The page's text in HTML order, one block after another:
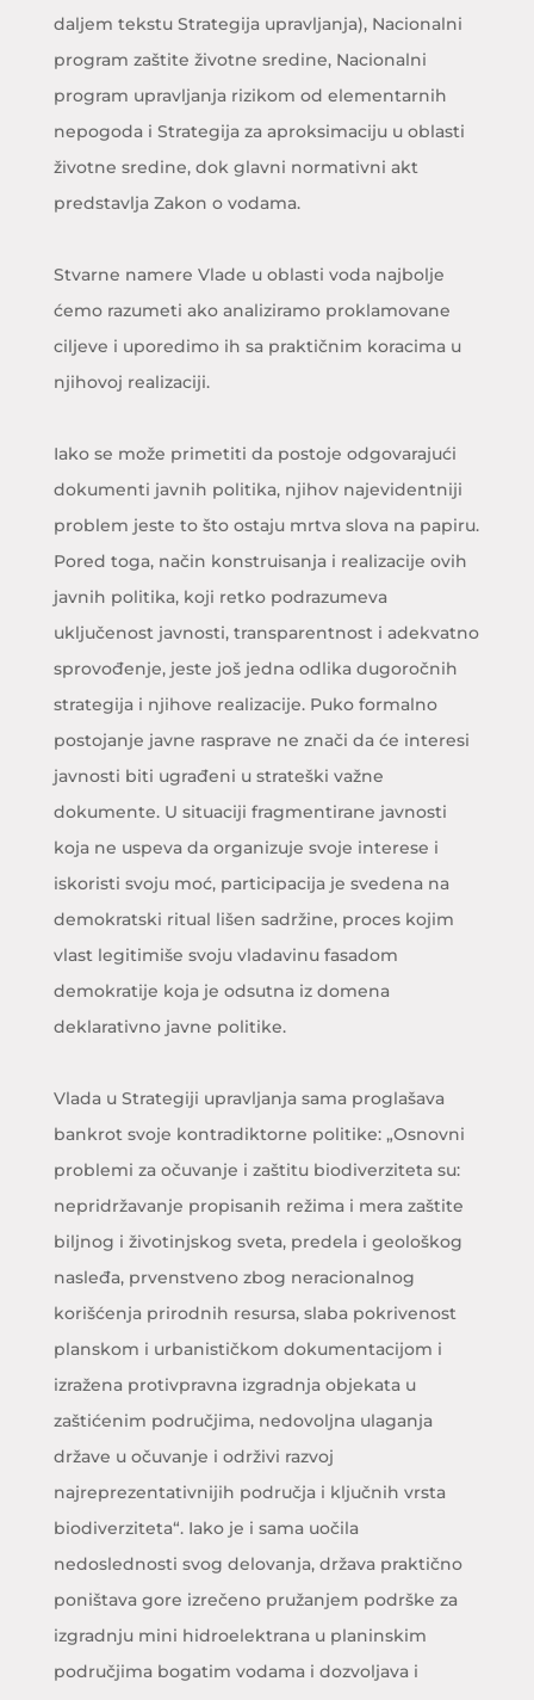
daljem tekstu Strategija upravljanja), Nacionalni
program zaštite životne sredine, Nacionalni
program upravljanja rizikom od elementarnih
nepogoda i Strategija za aproksimaciju u oblasti
životne sredine, dok glavni normativni akt
predstavlja Zakon o vodama.
Stvarne namere Vlade u oblasti voda najbolje
ćemo razumeti ako analiziramo proklamovane
ciljeve i uporedimo ih sa praktičnim koracima u
njihovoj realizaciji.
Iako se može primetiti da postoje odgovarajući
dokumenti javnih politika, njihov najevidentniji
problem jeste to što ostaju mrtva slova na papiru.
Pored toga, način konstruisanja i realizacije ovih
javnih politika, koji retko podrazumeva
uključenost javnosti, transparentnost i adekvatno
sprovođenje, jeste još jedna odlika dugoročnih
strategija i njihove realizacije. Puko formalno
postojanje javne rasprave ne znači da će interesi
javnosti biti ugrađeni u strateški važne
dokumente. U situaciji fragmentirane javnosti
koja ne uspeva da organizuje svoje interese i
iskoristi svoju moć, participacija je svedena na
demokratski ritual lišen sadržine, proces kojim
vlast legitimiše svoju vladavinu fasadom
demokratije koja je odsutna iz domena
deklarativno javne politike.
Vlada u Strategiji upravljanja sama proglašava
bankrot svoje kontradiktorne politike: „Osnovni
problemi za očuvanje i zaštitu biodiverziteta su:
nepridržavanje propisanih režima i mera zaštite
biljnog i životinjskog sveta, predela i geološkog
nasleđa, prvenstveno zbog neracionalnog
korišćenja prirodnih resursa, slaba pokrivenost
planskom i urbanističkom dokumentacijom i
izražena protivpravna izgradnja objekata u
zaštićenim područjima, nedovoljna ulaganja
države u očuvanje i održivi razvoj
najreprezentativnijih područja i ključnih vrsta
biodiverziteta“. Iako je i sama uočila
nedoslednosti svog delovanja, država praktično
poništava gore izrečeno pružanjem podrške za
izgradnju mini hidroelektrana u planinskim
područjima bogatim vodama i dozvoljava i